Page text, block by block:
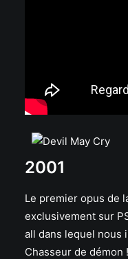
2001
Le premier opus de
exclusivement sur
all dans lequel nous
Chasseur de démon